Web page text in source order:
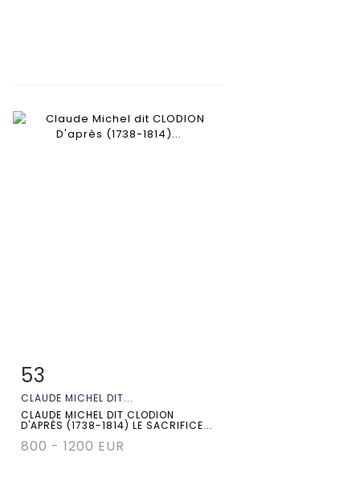
Fiche détaillée
53
CLAUDE MICHEL DIT...
CLAUDE MICHEL DIT CLODION
D'APRÈS (1738-1814) LE SACRIFICE...
800 - 1200 EUR